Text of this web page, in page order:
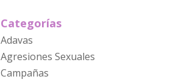
Categorías
Adavas
Agresiones Sexuales
Campañas